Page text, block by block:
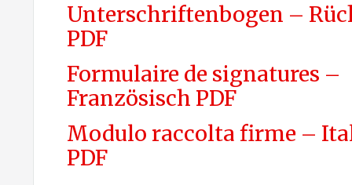
Unterschriftenbogen –
PDF
Formulaire de signatures –
Französisch PDF
Modulo raccolta firme –
PDF